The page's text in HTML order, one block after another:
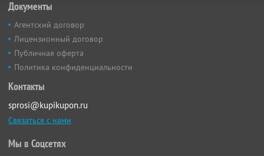
Документы
Агентский договор
Лицензионный договор
Публичная оферта
Политика конфиденциальности
Контакты
sprosi@kupikupon.ru
Связаться с нами
Мы в Соцсетях